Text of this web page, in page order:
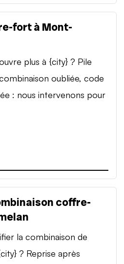
fort à Mont-
plus à {city} ? Pile
oubliée, code
: nous intervenons pour
coffre-
la combinaison de
? Reprise après